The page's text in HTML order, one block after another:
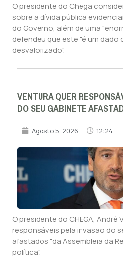
O presidente do Chega
sobre a dívida pública
do Governo, além de uma
defendeu que este "é um dado
desvalorizado".
VENTURA QUER
DO SEU GABINETE
Agosto 5, 2026 12:24
O presidente do CHEGA, André
responsáveis pela invasão do
afastados "da Assembleia da
política".